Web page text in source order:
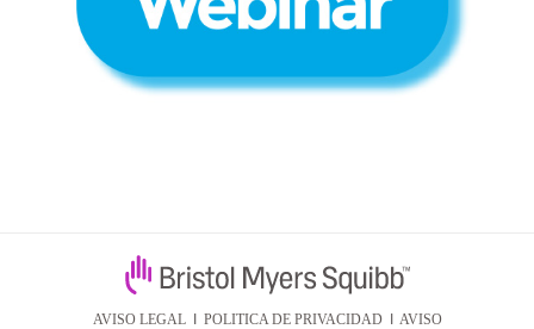
AVISO LEGAL I POLITICA DE PRIVACIDAD I AVISO